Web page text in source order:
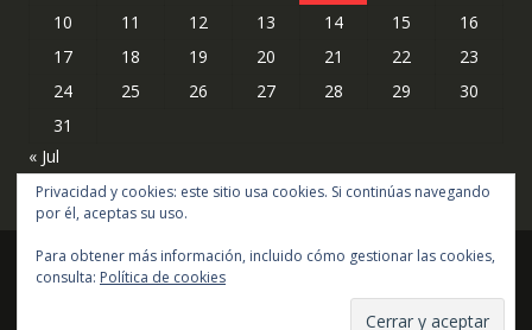
10
11 12 13 14 15
16
17
18 19 20 21 22
23
24
25 26 27 28 29
30
31
« Jul
Copyright © todos los derechos reservados
Acme Themes
Privacidad y cookies: este sitio usa cookies. Si continúas navegando
por él, aceptas su uso.
Para obtener más información, incluido cómo gestionar las cookies,
consulta: Política de cookies